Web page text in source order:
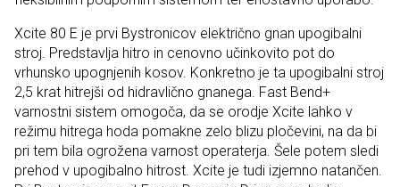
Xcite 80 E je prvi Bystronicov električno gnan upogibalni
stroj. Predstavlja hitro in cenovno učinkovito pot do
vrhunsko upognjenih kosov. Konkretno je ta upogibalni stroj
2,5 krat hitrejši od hidravlično gnanega. Fast Bend+
varnostni sistem omogoča, da se orodje Xcite lahko v
režimu hitrega hoda pomakne zelo blizu pločevini, na da bi
pri tem bila ogrožena varnost operaterja. Šele potem sledi
prehod v upogibalno hitrost. Xcite je tudi izjemno natančen.